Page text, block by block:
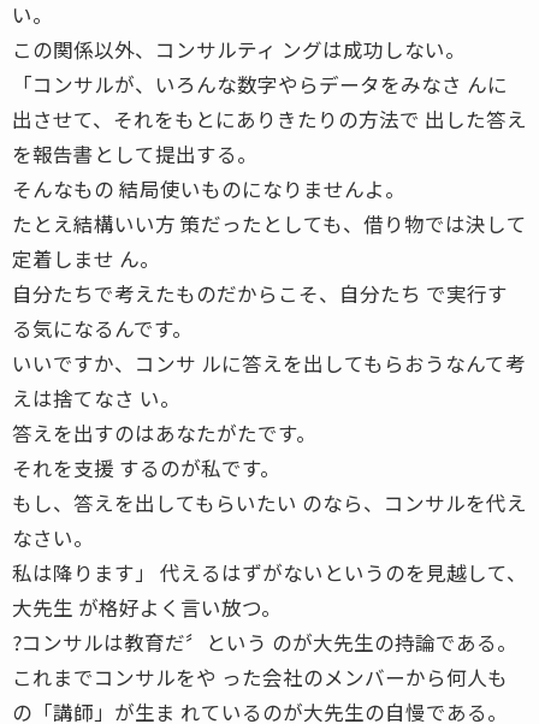
い。
この関係以外、コンサルティ ングは成功しない。
「コンサルが、いろんな数字やらデータをみなさ んに
出させて、それをもとにありきたりの方法で 出した答え
を報告書として提出する。
そんなもの 結局使いものになりませんよ。
たとえ結構いい方 策だったとしても、借り物では決して
定着しませ ん。
自分たちで考えたものだからこそ、自分たち で実行す
る気になるんです。
いいですか、コンサ ルに答えを出してもらおうなんて考
えは捨てなさ い。
答えを出すのはあなたがたです。
それを支援 するのが私です。
もし、答えを出してもらいたい のなら、コンサルを代え
なさい。
私は降ります」 代えるはずがないというのを見越して、
大先生 が格好よく言い放つ。
?コンサルは教育だ〞という のが大先生の持論である。
これまでコンサルをや った会社のメンバーから何人も
の「講師」が生ま れているのが大先生の自慢である。